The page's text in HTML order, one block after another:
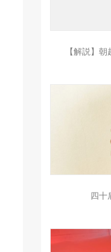
【解説】
四十